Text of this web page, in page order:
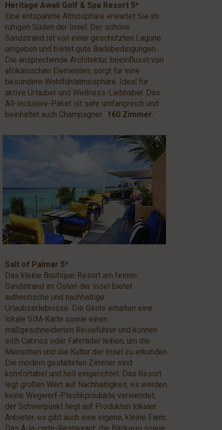
Heritage Awali Golf & Spa Resort 5*
Eine entspannte Atmosphäre erwartet Sie im
ruhigen Süden der Insel. Der schöne
Sandstrand ist von einer geschützten Lagune
umgeben und bietet gute Badebedingungen.
Die ansprechende Architektur, beeinflusst von
afrikanischen Elementen, sorgt für eine
besondere Wohlfühlatmosphäre. Ideal für
aktive Urlauber und Wellness-Liebhaber. Das
All-Inclusive-Paket ist sehr umfangreich und
beinhaltet auch Champagner. 160 Zimmer.
Salt of Palmar 5*
Das kleine Boutique-Resort am feinen
Sandstrand im Osten der Insel bietet
authentische und nachhaltige
Urlaubserlebnisse. Die Gäste erhalten eine
lokale SIM-Karte sowie einen
maßgeschneiderten Reiseführer und können
sich Cabrios oder Fahrräder leihen, um die
Menschen und die Kultur der Insel zu erkunden.
Die modern gestalteten Zimmer sind
komfortabel und hell eingerichtet. Das Resort
legt großen Wert auf Nachhaltigkeit, es werden
keine Wegwerf-Plastikprodukte verwendet,
der Schwerpunkt liegt auf Produkten lokaler
Anbieter, es gibt auch eine eigene, kleine Farm.